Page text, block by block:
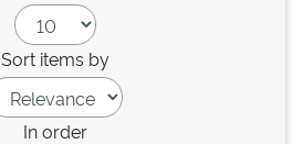
Sort items by
In order